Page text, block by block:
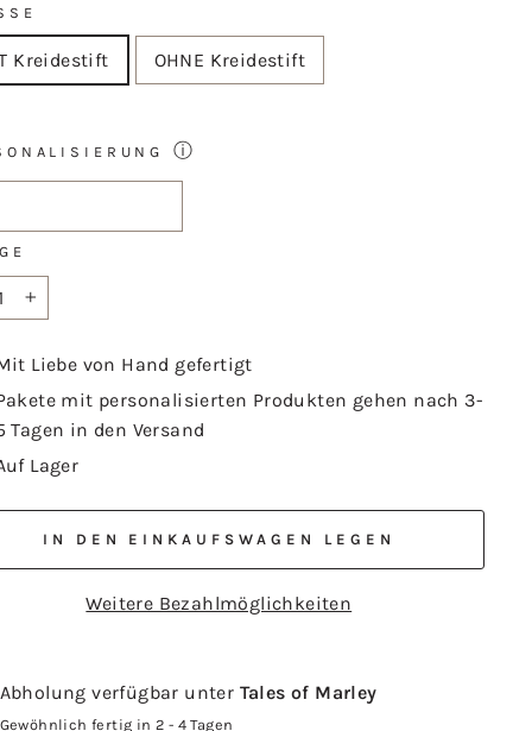
Kreidestift OHNE Kreidestift
ⓘ
Liebe von Hand gefertigt
mit personalisierten Produkten gehen nach 3-
Tagen in den Versand
Lager
IN DEN EINKAUFSWAGEN LEGEN
Weitere Bezahlmöglichkeiten
Abholung verfügbar unter Tales of Marley
Gewöhnlich fertig in 2 - 4 Tagen